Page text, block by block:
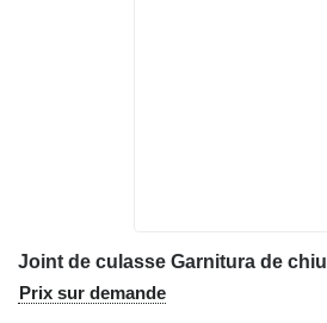
Prix sur demande